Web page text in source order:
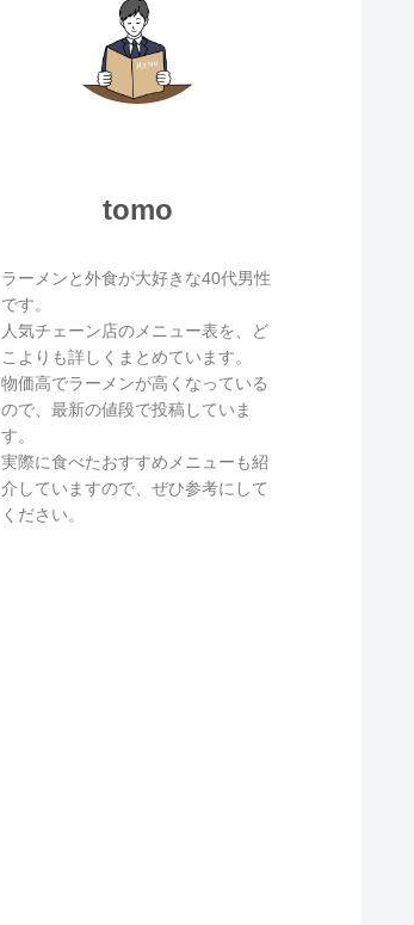
tomo
ラーメンと外食が大好きな40代男性
です。
人気チェーン店のメニュー表を、ど
こよりも詳しくまとめています。
物価高でラーメンが高くなっている
ので、最新の値段で投稿していま
す。
実際に食べたおすすめメニューも紹
介していますので、ぜひ参考にして
ください。